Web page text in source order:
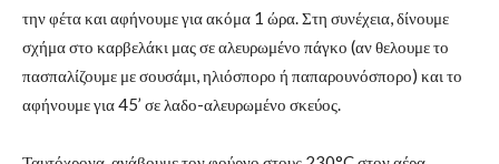
την φέτα και αφήνουμε για ακόμα 1 ώρα. Στη συνέχεια, δίνουμε
σχήμα στο καρβελάκι μας σε αλευρωμένο πάγκο (αν θελουμε το
πασπαλίζουμε με σουσάμι, ηλιόσπορο ή παπαρουνόσπορο) και το
αφήνουμε για 45’ σε λαδο-αλευρωμένο σκεύος.